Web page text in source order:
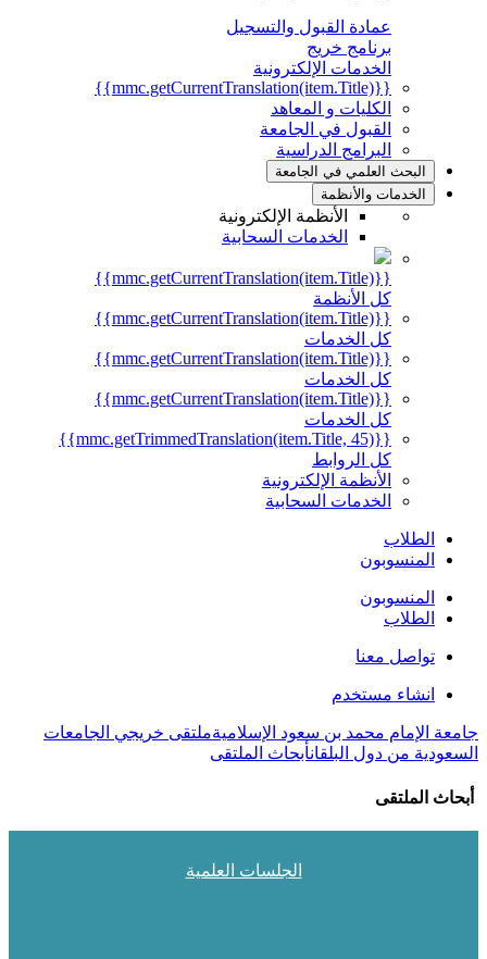
عمادة القبول والتسجيل
برنامج خريج
الخدمات الإلكترونية
{{mmc.getCurrentTranslation(item.Title)}}
الكليات و المعاهد
القبول في الجامعة
البرامج الدراسية
البحث العلمي في الجامعة
الخدمات والأنظمة
الأنظمة الإلكترونية
الخدمات السحابية
{{mmc.getCurrentTranslation(item.Title)}}
كل الأنظمة
{{mmc.getCurrentTranslation(item.Title)}}
كل الخدمات
{{mmc.getCurrentTranslation(item.Title)}}
كل الخدمات
{{mmc.getCurrentTranslation(item.Title)}}
كل الخدمات
{{mmc.getTrimmedTranslation(item.Title, 45)}}
كل الروابط
الأنظمة الإلكترونية
الخدمات السحابية
الطلاب
المنسوبون
المنسوبون
الطلاب
تواصل معنا
انشاء مستخدم
جامعة الإمام محمد بن سعود الإسلاميةملتقى خريجي الجامعات
السعودية من دول البلقانأبحاث الملتقى
أبحاث الملتقى
الجلسات العلمية